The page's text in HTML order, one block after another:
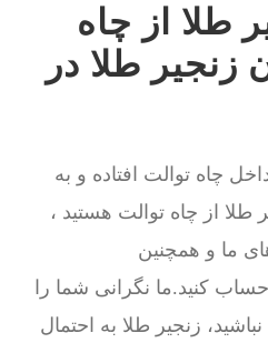
طلا از چاه
زنجیر طلا در
چاه توالت افتاده و به
از چاه توالت هستید ،
ما و همچنین
کنید.ما نگرانی شما را
زنجیر طلا به احتمال